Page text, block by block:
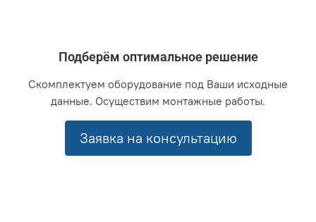
Подберём оптимальное решение
Скомплектуем оборудование под Ваши исходные
данные. Осуществим монтажные работы.
Заявка на консультацию